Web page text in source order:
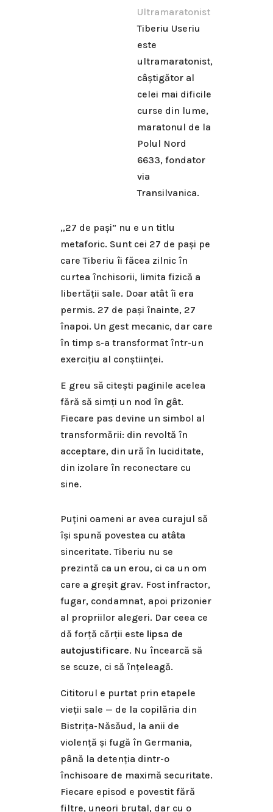
Ultramaratonist
Tiberiu Useriu
este
ultramaratonist,
câștigător al
celei mai dificile
curse din lume,
maratonul de la
Polul Nord
6633, fondator
via
Transilvanica.
„27 de pași” nu e un titlu
metaforic. Sunt cei 27 de pași pe
care Tiberiu îi făcea zilnic în
curtea închisorii, limita fizică a
libertății sale. Doar atât îi era
permis. 27 de pași înainte, 27
înapoi. Un gest mecanic, dar care
în timp s-a transformat într-un
exercițiu al conștiinței.
E greu să citești paginile acelea
fără să simți un nod în gât.
Fiecare pas devine un simbol al
transformării: din revoltă în
acceptare, din ură în luciditate,
din izolare în reconectare cu
sine.
Puțini oameni ar avea curajul să
își spună povestea cu atâta
sinceritate. Tiberiu nu se
prezintă ca un erou, ci ca un om
care a greșit grav. Fost infractor,
fugar, condamnat, apoi prizonier
al propriilor alegeri. Dar ceea ce
dă forță cărții este lipsa de
autojustificare. Nu încearcă să
se scuze, ci să înțeleagă.
Cititorul e purtat prin etapele
vieții sale — de la copilăria din
Bistrița-Năsăud, la anii de
violență și fugă în Germania,
până la detenția dintr-o
închisoare de maximă securitate.
Fiecare episod e povestit fără
filtre, uneori brutal, dar cu o